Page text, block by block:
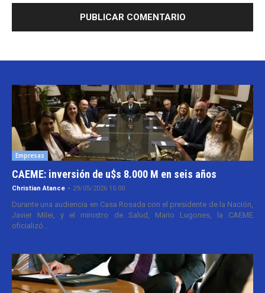
Empresas
CAEME: inversión de u$s 8.000 M en seis años
Christian Atance - 29/05/2026 15:00
Durante una audiencia en Casa Rosada con el presidente de la Nación,
Javier Milei, y el ministro de Salud, Mario Lugones, la CAEME
oficializó...